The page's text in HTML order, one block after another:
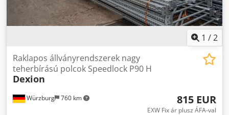
1 /2
Würzburg 760 km
Raklapos állványrendszerek nagy
teherbírású polcok Speedlock P90 H
Dexion
815 EUR
EXW Fix ár plusz ÁFA-val